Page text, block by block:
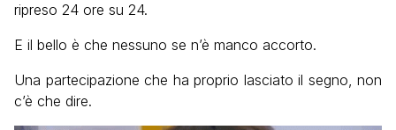
ripreso 24 ore su 24.
E il bello è che nessuno se n’è manco accorto.
Una partecipazione che ha proprio lasciato il segno, non
c’è che dire.